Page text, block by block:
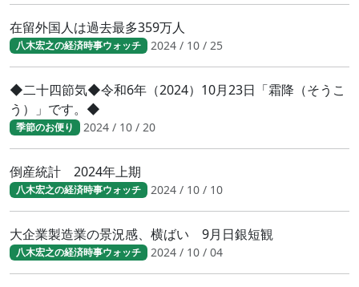
在留外国人は過去最多359万人
八木宏之の経済時事ウォッチ 2024 / 10 / 25
◆二十四節気◆令和6年（2024）10月23日「霜降（そうこ
う）」です。◆
季節のお便り 2024 / 10 / 20
倒産統計 2024年上期
八木宏之の経済時事ウォッチ 2024 / 10 / 10
大企業製造業の景況感、横ばい 9月日銀短観
八木宏之の経済時事ウォッチ 2024 / 10 / 04